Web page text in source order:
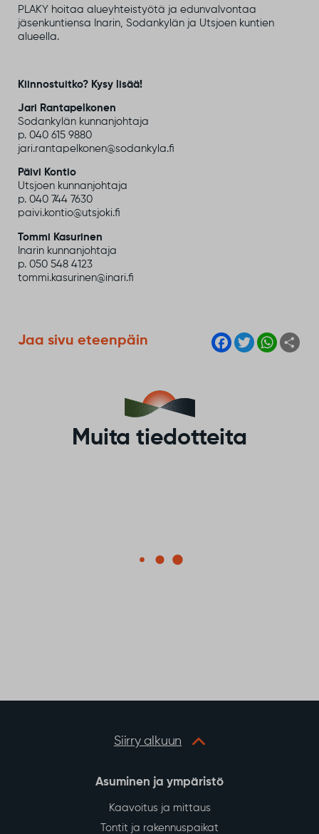
PLAKY hoitaa alueyhteistyötä ja edunvalvontaa
jäsenkuntiensa Inarin, Sodankylän ja Utsjoen kuntien
alueella.
Kiinnostuitko? Kysy lisää!
Jari Rantapelkonen
Sodankylän kunnanjohtaja
p. 040 615 9880
jari.rantapelkonen@sodankyla.fi
Päivi Kontio
Utsjoen kunnanjohtaja
p. 040 744 7630
paivi.kontio@utsjoki.fi
Tommi Kasurinen
Inarin kunnanjohtaja
p. 050 548 4123
tommi.kasurinen@inari.fi
Jaa sivu eteenpäin
F
a
T
w
W
h
Muita tiedotteita
Siirry alkuun
Asuminen ja ympäristö
Kaavoitus ja mittaus
Tontit ja rakennuspaikat